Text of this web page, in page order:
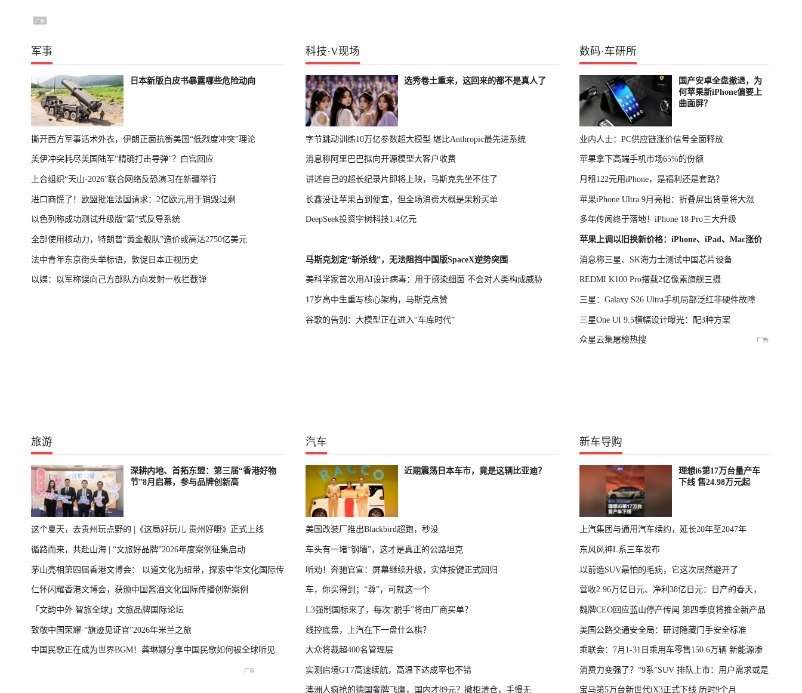
军事
日本新版白皮书暴露哪些危险动向
撕开西方军事话术外衣，伊朗正面抗衡美国“低烈度冲突”理论
美伊冲突耗尽美国陆军“精确打击导弹”？白宫回应
上合组织“天山-2026”联合网络反恐演习在新疆举行
进口商慌了！欧盟批准法国请求：2亿欧元用于销毁过剩
以色列称成功测试升级版“箭”式反导系统
全部使用核动力，特朗普“黄金舰队”造价或高达2750亿美元
法中青年东京街头举标语，敦促日本正视历史
以媒：以军称误向己方部队方向发射一枚拦截弹
科技·V现场
选秀卷土重来，这回来的都不是真人了
字节跳动训练10万亿参数超大模型 堪比Anthropic最先进系统
消息称阿里巴巴拟向开源模型大客户收费
讲述自己的超长纪录片即将上映，马斯克先坐不住了
长鑫没让苹果占到便宜，但全场消费大概是果粉买单
DeepSeek投资宇树科技1.4亿元
马斯克划定“斩杀线”，无法阻挡中国版SpaceX逆势突围
美科学家首次用AI设计病毒：用于感染细菌 不会对人类构成威胁
17岁高中生重写核心架构，马斯克点赞
谷歌的告别：大模型正在进入“车库时代”
数码·车研所
国产安卓全盘撤退，为
何苹果新iPhone偏要上
曲面屏？
业内人士：PC供应链涨价信号全面释放
苹果拿下高端手机市场65%的份额
月租122元用iPhone，是福利还是套路？
苹果iPhone Ultra 9月亮相：折叠屏出货量将大涨
多年传闻终于落地！iPhone 18 Pro三大升级
苹果上调以旧换新价格：iPhone、iPad、Mac涨价
消息称三星、SK海力士测试中国芯片设备
REDMI K100 Pro搭载2亿像素旗舰三摄
三星：Galaxy S26 Ultra手机局部泛红非硬件故障
三星One UI 9.5横幅设计曝光：配3种方案
众星云集屠榜热搜
旅游
深耕内地、首拓东盟：第三届“香港好物
节”8月启幕，参与品牌创新高
这个夏天，去贵州玩点野的 |《这局好玩儿·贵州好嘢》正式上线
循路而来，共赴山海 | “文旅好品牌”2026年度案例征集启动
茅山亮相第四届香港文博会： 以道文化为纽带，探索中华文化国际传
播新表达
仁怀闪耀香港文博会，获颁中国酱酒文化国际传播创新案例
「文韵中外 智旅全球」文旅品牌国际论坛
致敬中国荣耀·“旗迹见证官”2026年米兰之旅
中国民歌正在成为世界BGM！龚琳娜分享中国民歌如何被全球听见
汽车
近期震荡日本车市，竟是这辆比亚迪？
美国改装厂推出Blackbird超跑，秒没
车头有一堵“钢墙”，这才是真正的公路坦克
听劝！奔驰官宣：屏幕继续升级，实体按键正式回归
车，你买得到；“尊”，可就这一个
L3强制国标来了，每次“脱手”将由厂商买单？
线控底盘，上汽在下一盘什么棋？
大众将裁超400名管理层
实测启境GT7高速续航，高温下达成率也不错
澳洲人疯抢的德国奢牌飞鹰，国内才89元？撤柜清仓，手慢无
新车导购
理想i6第17万台量产车
下线 售24.98万元起
上汽集团与通用汽车续约，延长20年至2047年
东风风神L系三车发布
以前造SUV最怕的毛病，它这次居然避开了
营收2.96万亿日元、净利38亿日元：日产的春天，
回来了
魏牌CEO回应蓝山停产传闻 第四季度将推全新产品
美国公路交通安全局：研讨隐藏门手安全标准
乘联会：7月1-31日乘用车零售150.6万辆 新能源渗
透率64.4%
消费力变强了？“9系”SUV 排队上市：用户需求或是
主因
宝马第5万台新世代iX3正式下线 历时9个月